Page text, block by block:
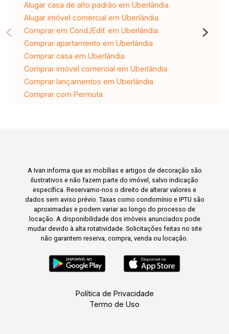
Alugar casa de alto padrão em Uberlândia
Alugar imóvel comercial em Uberlândia
Comprar em Cond./Edif. em Uberlândia
Comprar apartamento em Uberlândia
Comprar casa em Uberlândia
Comprar imóvel comercial em Uberlândia
Comprar lançamentos em Uberlândia
Comprar com Permuta
A Ivan informa que as mobílias e artigos de decoração são
ilustrativos e não fazem parte do imóvel, salvo indicação
específica. Reservamo-nos o direito de alterar valores e
dados sem aviso prévio. Taxas como condomínio e IPTU são
aproximadas e podem variar ao longo do processo de
locação. A disponibilidade dos imóveis anunciados pode
mudar devido à alta rotatividade. Solicitações feitas no site
não garantem reserva, compra, venda ou locação.
Política de Privacidade
Termo de Uso